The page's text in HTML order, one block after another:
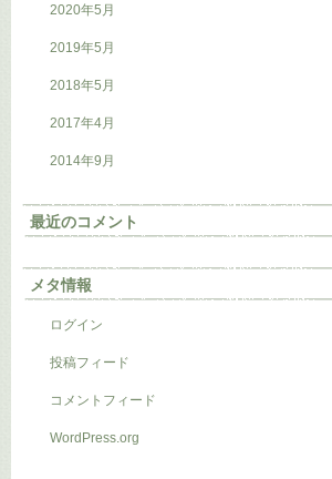
2020年5月
2019年5月
2018年5月
2017年4月
2014年9月
最近のコメント
メタ情報
ログイン
投稿フィード
コメントフィード
WordPress.org